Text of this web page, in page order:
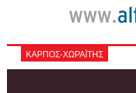
ΚΑΡΠΟΣ-ΧΩΡΑΪΤΗΣ